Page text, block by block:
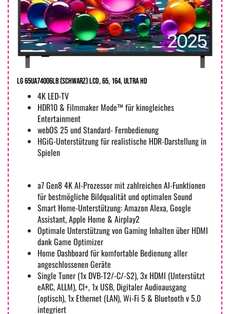
LG 65UA74006LB (Schwarz) LCD, 65, 164, Ultra HD
4K LED-TV
HDR10 & Filmmaker Mode™ für kinogleiches
Entertainment
webOS 25 und Standard- Fernbedienung
HGiG-Unterstützung für realistische HDR-Darstellung in
Spielen
a7 Gen8 4K AI-Prozessor mit zahlreichen AI-Funktionen
für bestmögliche Bildqualität und optimalen Sound
Smart Home-Unterstützung: Amazon Alexa, Google
Assistant, Apple Home & Airplay2
Optimale Unterstützung von Gaming Inhalten über HDMI
dank Game Optimizer
Home Dashboard für komfortable Bedienung aller
angeschlossenen Geräte
Single Tuner (1x DVB-T2/-C/-S2), 3x HDMI (Unterstützt
eARC, ALLM), CI+, 1x USB, Digitaler Audioausgang
(optisch), 1x Ethernet (LAN), Wi-Fi 5 & Bluetooth v 5.0
integriert